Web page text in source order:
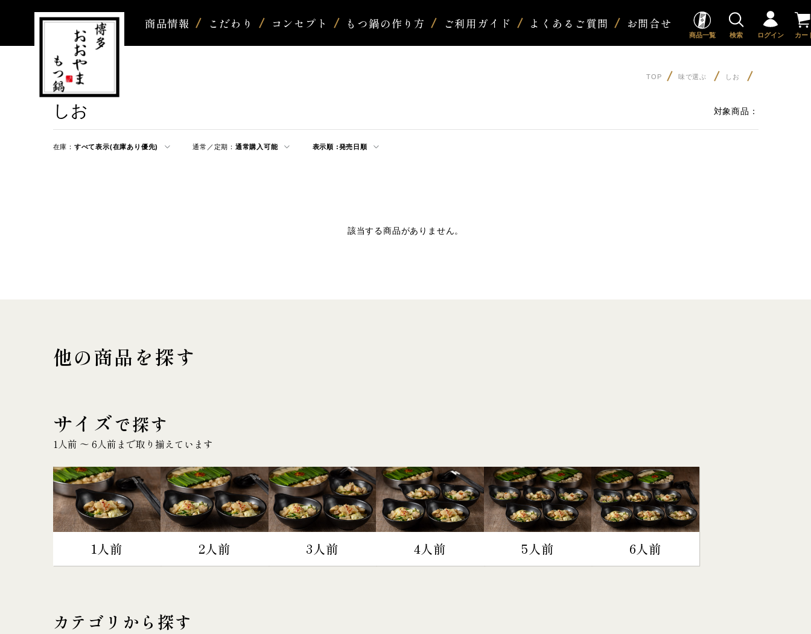
商品情報 こだわり コンセプト もつ鍋の作り方 ご利用ガイド よくあるご質問 お問合せ
商品一覧 検索 ログイン カー
TOP 味で選ぶ しお
しお 対象商品：
在庫： すべて表示(在庫あり優先) 通常／定期： 通常購入可能 表示順 :発売日順
該当する商品がありません。
他の商品を探す
サイズで探す
1人前 〜 6人前まで取り揃えています
1人前 2人前 3人前 4人前 5人前 6人前
カテゴリから探す